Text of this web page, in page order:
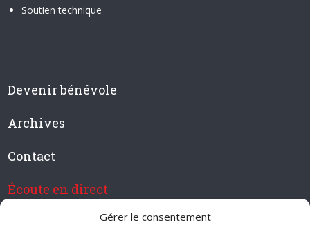
Gérer le consentement
Soutien technique
Devenir bénévole
Archives
Contact
Écoute en direct